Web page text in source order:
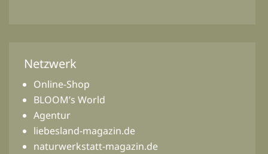
Netzwerk
Online-Shop
BLOOM’s World
Agentur
liebesland-magazin.de
naturwerkstatt-magazin.de